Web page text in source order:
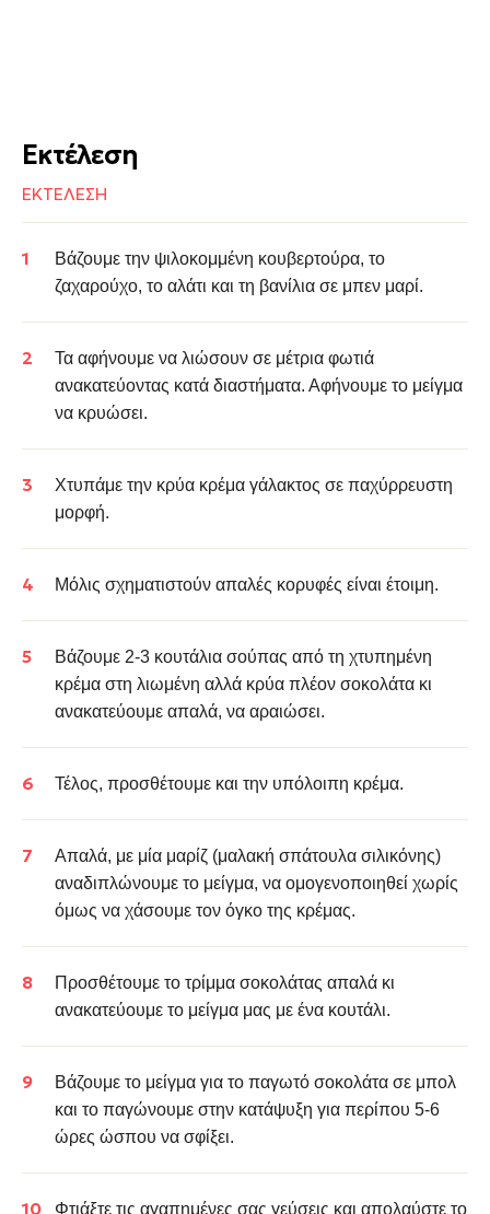
Εκτέλεση
ΕΚΤΕΛΕΣΗ
Βάζουμε την ψιλοκομμένη κουβερτούρα, το
ζαχαρούχο, το αλάτι και τη βανίλια σε μπεν μαρί.
Τα αφήνουμε να λιώσουν σε μέτρια φωτιά
ανακατεύοντας κατά διαστήματα. Αφήνουμε το μείγμα
να κρυώσει.
Χτυπάμε την κρύα κρέμα γάλακτος σε παχύρρευστη
μορφή.
Μόλις σχηματιστούν απαλές κορυφές είναι έτοιμη.
Βάζουμε 2-3 κουτάλια σούπας από τη χτυπημένη
κρέμα στη λιωμένη αλλά κρύα πλέον σοκολάτα κι
ανακατεύουμε απαλά, να αραιώσει.
Τέλος, προσθέτουμε και την υπόλοιπη κρέμα.
Απαλά, με μία μαρίζ (μαλακή σπάτουλα σιλικόνης)
αναδιπλώνουμε το μείγμα, να ομογενοποιηθεί χωρίς
όμως να χάσουμε τον όγκο της κρέμας.
Προσθέτουμε το τρίμμα σοκολάτας απαλά κι
ανακατεύουμε το μείγμα μας με ένα κουτάλι.
Βάζουμε το μείγμα για το παγωτό σοκολάτα σε μπολ
και το παγώνουμε στην κατάψυξη για περίπου 5-6
ώρες ώσπου να σφίξει.
Φτιάξτε τις αγαπημένες σας γεύσεις και απολαύστε το